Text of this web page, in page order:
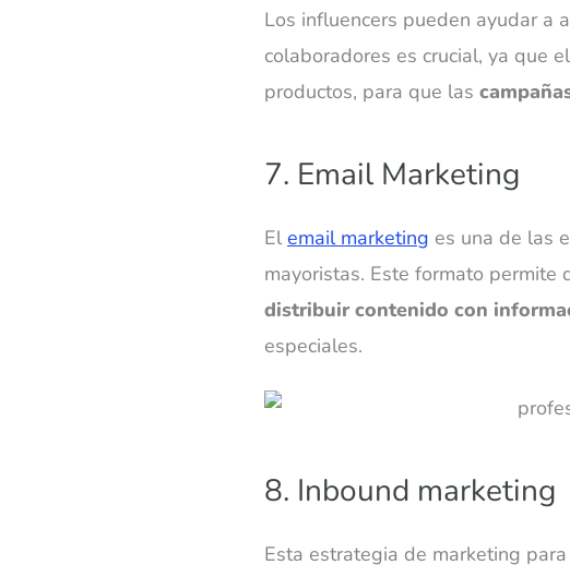
Los influencers pueden ayudar a
colaboradores es crucial, ya que
productos, para que las
7. Email Marketing
El email marketing es una de las
mayoristas. Este formato permite
distribuir contenido con
especiales.
8. Inbound marketing
Esta estrategia de marketing